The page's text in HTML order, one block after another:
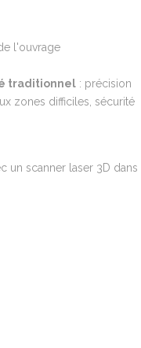
l'ouvrage
traditionnel : précision
zones difficiles, sécurité